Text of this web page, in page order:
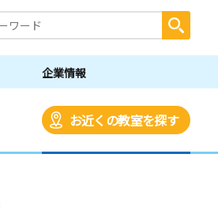
企業情報
お近くの教室を探す